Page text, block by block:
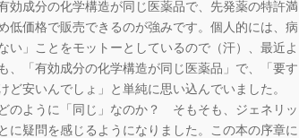
効成分の化学構造が同じ医薬品で、先発薬の特許満
低価格で販売できるのが強みです。個人的には、病
い」ことをモットーとしているので（汗）、最近よ
、「有効成分の化学構造が同じ医薬品」で、「要す
安いんでしょ」と単純に思い込んでいました。
のように「同じ」なのか？ そもそも、ジェネリッ
疑問を感じるようになりました。この本の序章に